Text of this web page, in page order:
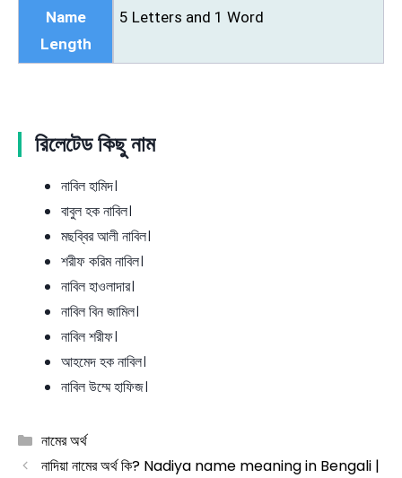
Name
Length
5 Letters and 1 Word
রিলেটেড কিছু নাম
নাবিল হামিদ।
বাবুল হক নাবিল।
মছব্বির আলী নাবিল।
শরীফ করিম নাবিল।
নাবিল হাওলাদার।
নাবিল বিন জামিল।
নাবিল শরীফ।
আহমেদ হক নাবিল।
নাবিল উম্মে হাফিজ।
Categories
নামের অর্থ
নাদিয়া নামের অর্থ কি? Nadiya name meaning in Bengali |